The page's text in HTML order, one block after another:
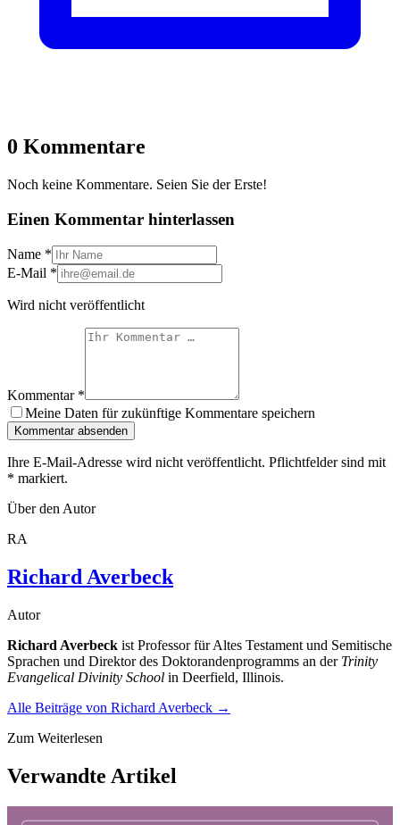
0 Kommentare
Noch keine Kommentare. Seien Sie der Erste!
Einen Kommentar hinterlassen
Name *
E-Mail *
Wird nicht veröffentlicht
Kommentar *
Meine Daten für zukünftige Kommentare speichern
Kommentar absenden
Ihre E-Mail-Adresse wird nicht veröffentlicht. Pflichtfelder sind mit
* markiert.
Über den Autor
RA
Richard Averbeck
Autor
Richard Averbeck ist Professor für Altes Testament und Semitische
Sprachen und Direktor des Doktorandenprogramms an der Trinity
Evangelical Divinity School in Deerfield, Illinois.
Alle Beiträge von Richard Averbeck →
Zum Weiterlesen
Verwandte Artikel